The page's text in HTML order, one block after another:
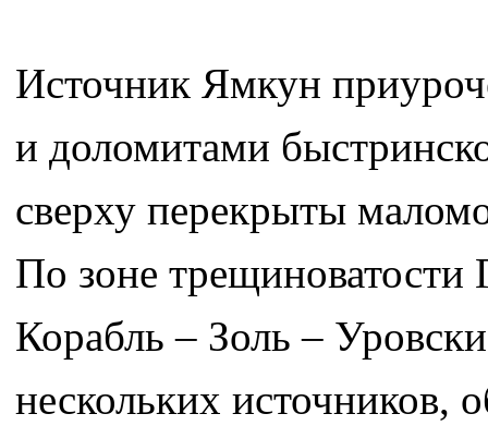
Источник Ямкун
и доломитами
сверху перекрыты
По зоне
Корабль – Золь –
нескольких источников,